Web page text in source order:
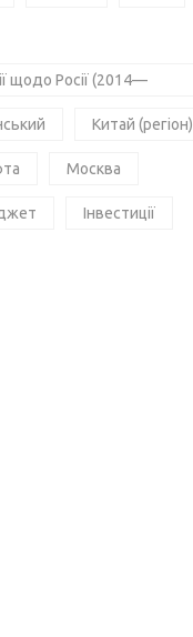
щодо Росії (2014—
Китай (регіон)
Москва
Інвестиції